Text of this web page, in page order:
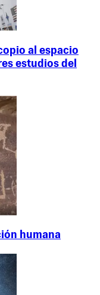
al espacio
estudios del
humana